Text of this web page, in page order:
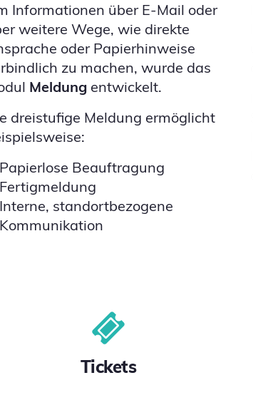
Informationen über E-Mail oder
weitere Wege, wie direkte
oder Papierhinweise
zu machen, wurde das
Meldungentwickelt.
dreistufige Meldung ermöglicht
Papierlose Beauftragung
Fertigmeldung
Interne, standortbezogene
Kommunikation
Tickets